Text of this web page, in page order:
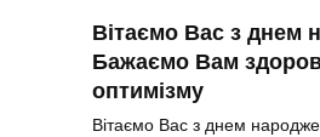
Вітаємо Вас з днем
Бажаємо Вам
оптимізму
Вітаємо Вас з днем